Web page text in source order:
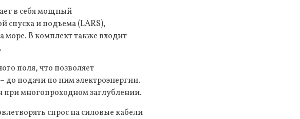
в себя мощный
спуска и подъема (LARS),
море. В комплект также входит
поля, что позволяет
до подачи по ним электроэнергии.
при многопроходном заглублении.
спрос на силовые кабели